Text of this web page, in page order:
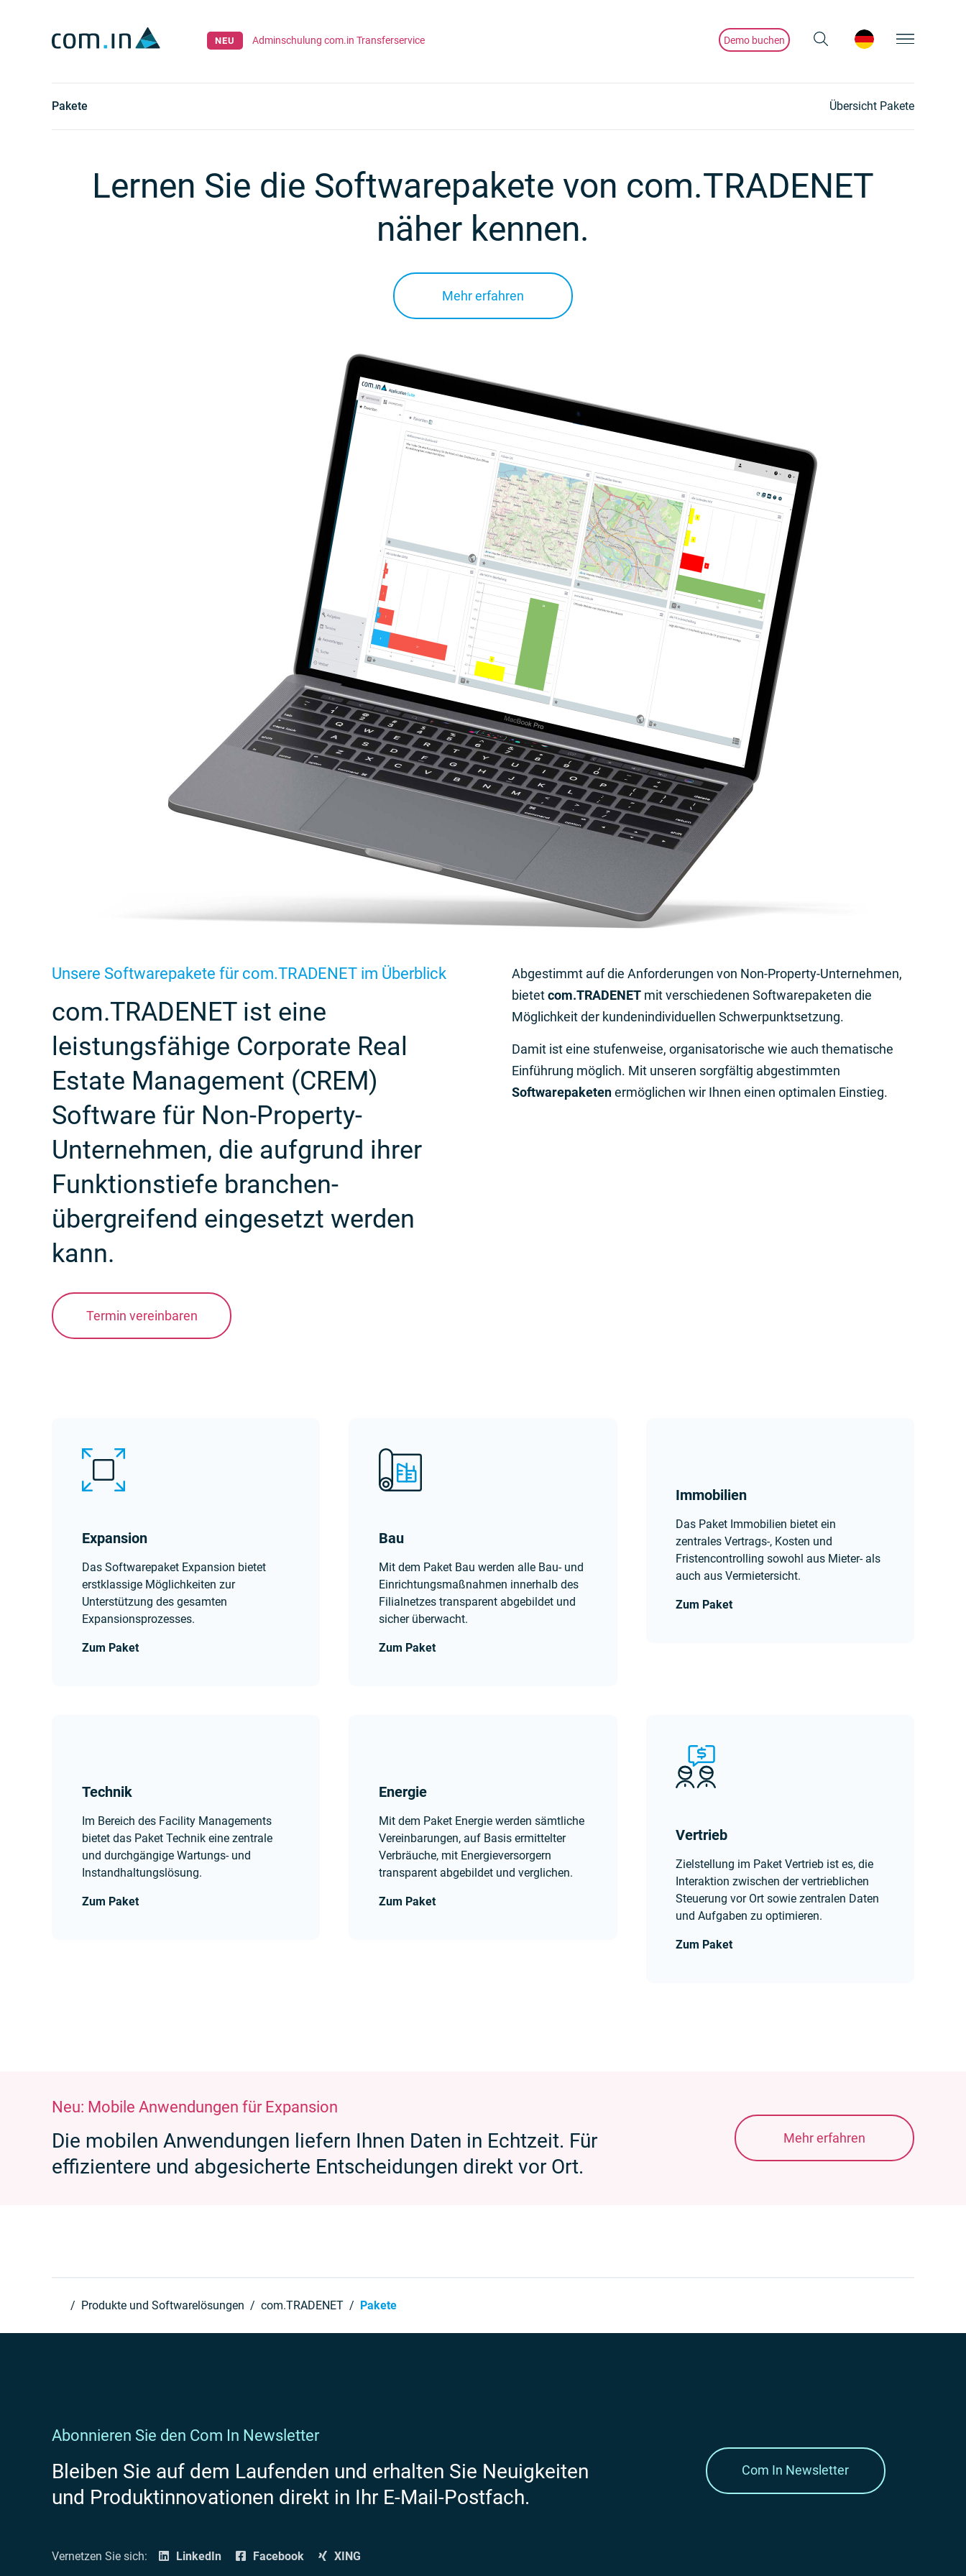
Adminschulung com.in Transferservice
DE Demo buchen
Suche
Pakete Übersicht Pakete
Lernen Sie die Softwarepakete von com.TRADENET
näher kennen.
Mehr erfahren
Unsere Softwarepakete für com.TRADENET im Überblick
com.TRADENET ist eine
leistungsfähige Corporate Real
Estate Management (CREM)
Software für Non-Property-
Unternehmen, die aufgrund ihrer
Funktionstiefe branchen­
übergreifend eingesetzt werden
kann.
Termin vereinbaren
Abgestimmt auf die Anforderungen von Non-Property-Unternehmen,
bietetcom.TRADENET mit verschiedenen Softwarepaketen die
Möglichkeit der kundenindividuellen Schwerpunktsetzung.
Damit ist eine stufenweise, organisatorische wie auch thematische
Einführung möglich. Mit unseren sorgfältig abgestimmten
Softwarepaketenermöglichen wir Ihnen einen optimalen Einstieg.
Expansion
Das Softwarepaket Expansion bietet
erstklassige Möglichkeiten zur
Unterstützung des gesamten
Expansionsprozesses.
Zum Paket
Bau
Mit dem Paket Bau werden alle Bau- und
Einrichtungsmaßnahmen innerhalb des
Filialnetzes transparent abgebildet und
sicher überwacht.
Zum Paket
Immobilien
Das Paket Immobilien bietet ein
zentrales Vertrags-, Kosten und
Fristencontrolling sowohl aus Mieter- als
auch aus Vermietersicht.
Zum Paket
Technik
Im Bereich des Facility Managements
bietet das Paket Technik eine zentrale
und durchgängige Wartungs- und
Instandhaltungslösung.
Zum Paket
Energie
Mit dem Paket Energie werden sämtliche
Vereinbarungen, auf Basis ermittelter
Verbräuche, mit Energieversorgern
transparent abgebildet und verglichen.
Zum Paket
Vertrieb
Zielstellung im Paket Vertrieb ist es, die
Interaktion zwischen der vertrieblichen
Steuerung vor Ort sowie zentralen Daten
und Aufgaben zu optimieren.
Zum Paket
Neu: Mobile Anwendungen für Expansion
Die mobilen Anwendungen liefern Ihnen Daten in Echtzeit. Für
effizientere und abgesicherte Entscheidungen direkt vor Ort.
Mehr erfahren
Produkte und Softwarelösungen com.TRADENET Pakete
Abonnieren Sie den Com In Newsletter
Bleiben Sie auf dem Laufenden und erhalten Sie Neuigkeiten
und Produktinnovationen direkt in Ihr E-Mail-Postfach.
Com In Newsletter
Vernetzen Sie sich: LinkedIn Facebook XING